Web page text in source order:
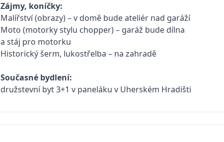
Zájmy, koníčky:
Malířství (obrazy) – v domě bude ateliér nad garáží
Moto (motorky stylu chopper) – garáž bude dílna
a stáj pro motorku
Historický šerm, lukostřelba – na zahradě
Současné bydlení:
družstevní byt 3+1 v paneláku v Uherském Hradišti